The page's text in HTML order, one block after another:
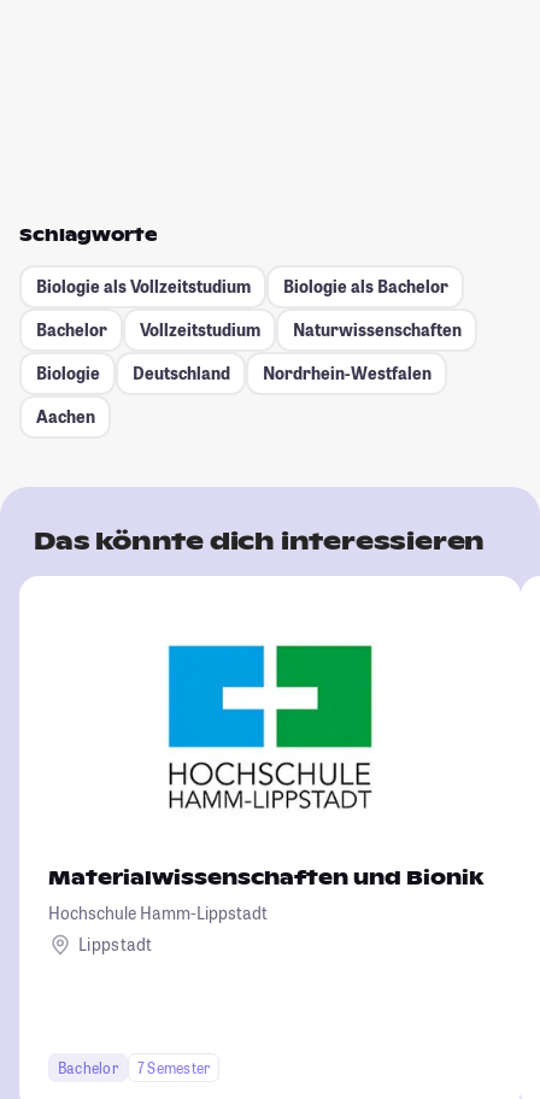
Schlagworte
Biologie als Vollzeitstudium
Biologie als Bachelor
Bachelor
Vollzeitstudium
Naturwissenschaften
Biologie
Deutschland
Nordrhein-Westfalen
Aachen
Das könnte dich interessieren
Materialwissenschaften und Bionik
Hochschule Hamm-Lippstadt
Lippstadt
Bachelor 7 Semester